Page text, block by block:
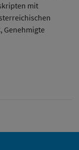
mit
Genehmigte